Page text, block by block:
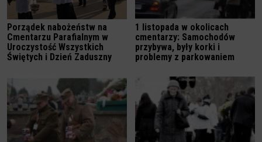
Porządek nabożeństw na
Cmentarzu Parafialnym w
Uroczystość Wszystkich
Świętych i Dzień Zaduszny
1 listopada w okolicach
cmentarzy: Samochodów
przybywa, były korki i
problemy z parkowaniem